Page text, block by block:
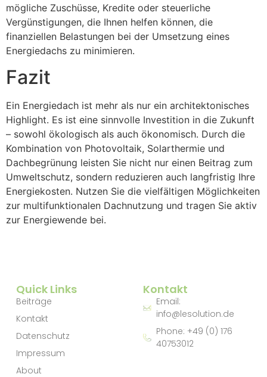
mögliche Zuschüsse, Kredite oder steuerliche
Vergünstigungen, die Ihnen helfen können, die
finanziellen Belastungen bei der Umsetzung eines
Energiedachs zu minimieren.
Fazit
Ein Energiedach ist mehr als nur ein architektonisches
Highlight. Es ist eine sinnvolle Investition in die Zukunft
– sowohl ökologisch als auch ökonomisch. Durch die
Kombination von Photovoltaik, Solarthermie und
Dachbegrünung leisten Sie nicht nur einen Beitrag zum
Umweltschutz, sondern reduzieren auch langfristig Ihre
Energiekosten. Nutzen Sie die vielfältigen Möglichkeiten
zur multifunktionalen Dachnutzung und tragen Sie aktiv
zur Energiewende bei.
Quick Links
Beiträge
Kontakt
Datenschutz
Impressum
About
Kontakt
Email:
info@lesolution.de
Phone: +49 (0) 176
40753012